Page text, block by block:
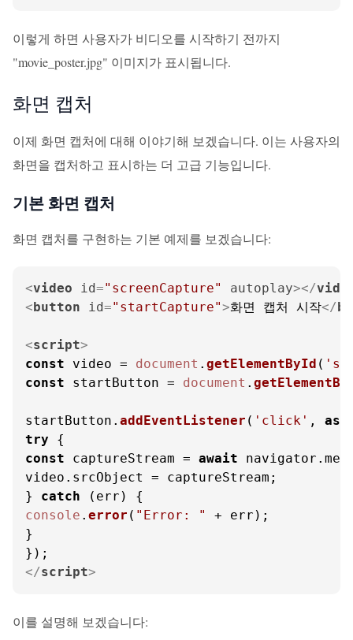
이렇게 하면 사용자가 비디오를 시작하기 전까지
"movie_poster.jpg" 이미지가 표시됩니다.
화면 캡처
이제 화면 캡처에 대해 이야기해 보겠습니다. 이는 사용자의
화면을 캡처하고 표시하는 더 고급 기능입니다.
기본 화면 캡처
화면 캡처를 구현하는 기본 예제를 보겠습니다:
<video id="screenCapture" autoplay></
<button id="startCapture">화면 캡처 시작</
<script>
const video = document . getElementById (
const startButton = document .
startButton. addEventListener ( 'click' ,
try
const captureStream = await navigator.
video. srcObject
= captureStream;
} catch
console . error ( "Error: "
+ err);
}
</script>
이를 설명해 보겠습니다: